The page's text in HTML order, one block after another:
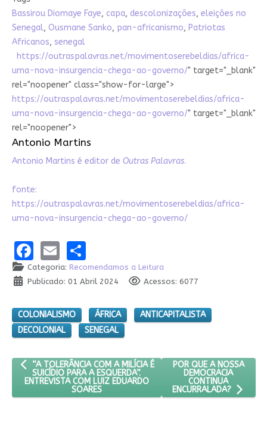
Bassirou Diomaye Faye, capa, descolonizações, eleições no
Senegal, Ousmane Sanko, pan-africanismo, Patriotas
Africanos, senegal
https://outraspalavras.net/movimentoserebeldias/africa-
uma-nova-insurgencia-chega-ao-governo/" target="_blank"
rel="noopener" class="show-for-large">
https://outraspalavras.net/movimentoserebeldias/africa-
uma-nova-insurgencia-chega-ao-governo/" target="_blank"
rel="noopener">
Antonio Martins
Antonio Martins é editor de Outras Palavras.
fonte:
https://outraspalavras.net/movimentoserebeldias/africa-
uma-nova-insurgencia-chega-ao-governo/
Facebook
EmailShare
Categoria: Recomendamos a Leitura
Publicado: 01 Abril 2024
Acessos: 6077
COLONIALISMO ÁFRICA
ANTICAPITALISTA
DECOLONIAL
SENEGAL
ARTIGO ANTERIOR: “A TOLERÂNCIA COM A MILÍCIA É SUICÍDIO
“A TOLERÂNCIA COM A MILÍCIA É
SUICÍDIO PARA A ESQUERDA”.
ENTREVISTA COM LUIZ EDUARDO
SOARES
PRÓXIMO ARTIGO: POR
POR QUE A NOSSA
DEMOCRACIA
CONTINUA
ENCURRALADA?